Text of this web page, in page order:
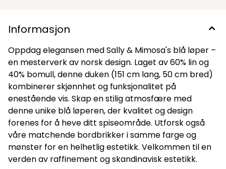
Informasjon
Oppdag elegansen med Sally & Mimosa's blå løper –
en mesterverk av norsk design. Laget av 60% lin og
40% bomull, denne duken (151 cm lang, 50 cm bred)
kombinerer skjønnhet og funksjonalitet på
enestående vis. Skap en stilig atmosfære med
denne unike blå løperen, der kvalitet og design
forenes for å heve ditt spiseområde. Utforsk også
våre matchende bordbrikker i samme farge og
mønster for en helhetlig estetikk. Velkommen til en
verden av raffinement og skandinavisk estetikk.